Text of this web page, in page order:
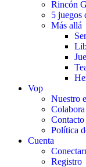
Rincón
5
Más allá
Vop
Nuestro
Colabora
Contacto
Política
Cuenta
Registro